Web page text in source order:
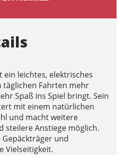
ein leichtes, elektrisches
täglichen Fahrten mehr
Spaß ins Spiel bringt. Sein
mit einem natürlichen
und macht weitere
steilere Anstiege möglich.
und
Vielseitigkeit.